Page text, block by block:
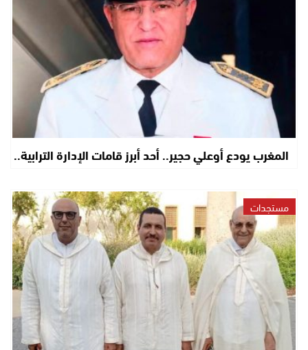
المغرب يودع أوعلي حجير.. أحد أبرز قامات الإدارة الترابية..
مستجدات